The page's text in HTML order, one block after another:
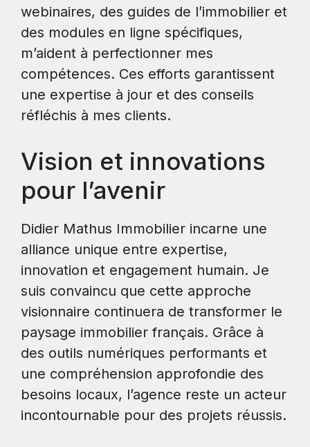
webinaires, des guides de l’immobilier et
des modules en ligne spécifiques,
m’aident à perfectionner mes
compétences. Ces efforts garantissent
une expertise à jour et des conseils
réfléchis à mes clients.
Vision et innovations
pour l’avenir
Didier Mathus Immobilier incarne une
alliance unique entre expertise,
innovation et engagement humain. Je
suis convaincu que cette approche
visionnaire continuera de transformer le
paysage immobilier français. Grâce à
des outils numériques performants et
une compréhension approfondie des
besoins locaux, l’agence reste un acteur
incontournable pour des projets réussis.